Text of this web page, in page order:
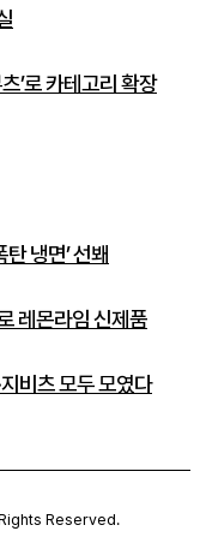
’로 카테고리 확장
냉면’ 선봬
레몬라임 신제품
비츠 모두 모였다
Reserved.